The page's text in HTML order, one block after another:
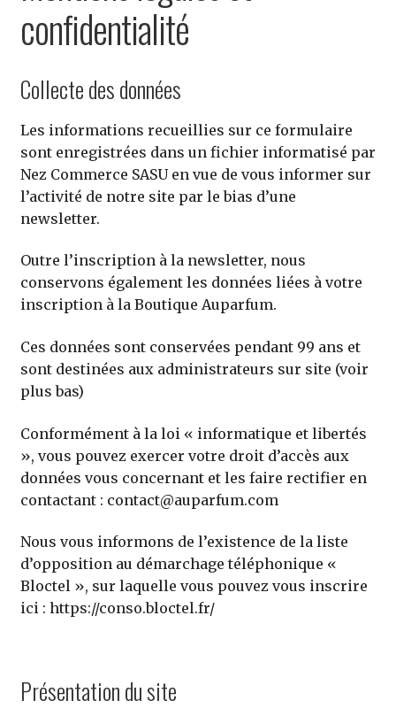
Autres éditeurs
À propos de Nez
Mon compte
confidentialité
Collecte des données
Les informations recueillies sur ce formulaire
sont enregistrées dans un fichier informatisé par
Nez Commerce SASU en vue de vous informer sur
l’activité de notre site par le bias d’une
newsletter.
Outre l’inscription à la newsletter, nous
conservons également les données liées à votre
inscription à la Boutique Auparfum.
Ces données sont conservées pendant 99 ans et
sont destinées aux administrateurs sur site (voir
plus bas)
Conformément à la loi « informatique et libertés
», vous pouvez exercer votre droit d’accès aux
données vous concernant et les faire rectifier en
contactant : contact@auparfum.com
Nous vous informons de l’existence de la liste
d’opposition au démarchage téléphonique «
Bloctel », sur laquelle vous pouvez vous inscrire
ici : https://conso.bloctel.fr/
Présentation du site